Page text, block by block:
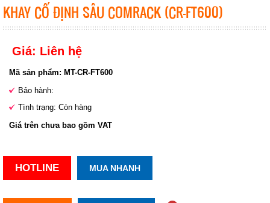
KHAY CỐ ĐỊNH SÂU COMRACK (CR-FT600)
Giá: Liên hệ
Mã sản phẩm: MT-CR-FT600
Bảo hành:
Tình trạng: Còn hàng
Giá trên chưa bao gồm VAT
HOTLINE MUA NHANH